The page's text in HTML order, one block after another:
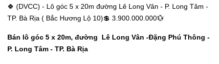
🍀 (DVCC) - Lô góc 5 x 20m đường Lê Long Vân - P. Long Tâm -
TP. Bà Rịa ( Bắc Hương Lộ 10)💲 3.900.000.000💱
Bán lô góc 5 x 20m, đường Lê Long Vân -Đặng Phú Thông -
P. Long Tâm - TP. Bà Rịa